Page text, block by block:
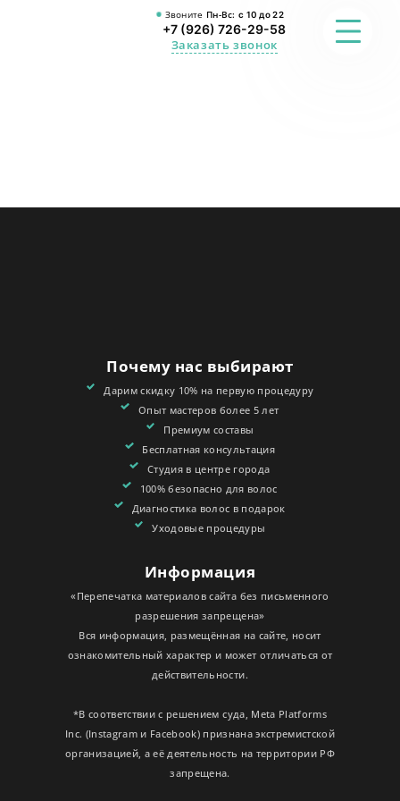
Звоните Пн-Вс:с 10 до 22
+7 (926) 726-29-58
Заказать звонок
КОНТАКТЫПочему нас выбирают
Дарим скидку 10% на первую процедуру
Опыт мастеров более 5 лет
Премиум составы
Бесплатная консультация
Студия в центре города
100% безопасно для волос
Диагностика волос в подарок
Уходовые процедуры
Информация
«Перепечатка материалов сайта без письменного
разрешения запрещена»
Вся информация, размещённая на сайте, носит
ознакомительный характер и может отличаться от
действительности.
*В соответствии с решением суда, Meta Platforms
Inc. (Instagram и Facebook) признана экстремистской
организацией, а её деятельность на территории РФ
запрещена.